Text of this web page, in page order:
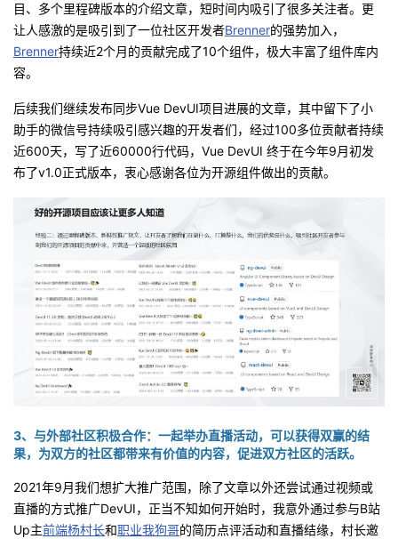
目、多个里程碑版本的介绍文章，短时间内吸引了很多关注者。更
让人感激的是吸引到了一位社区开发者Brenner的强势加入，
Brenner持续近2个月的贡献完成了10个组件，极大丰富了组件库内
容。
后续我们继续发布同步Vue DevUI项目进展的文章，其中留下了小
助手的微信号持续吸引感兴趣的开发者们，经过100多位贡献者持续
近600天，写了近60000行代码， Vue DevUI 终于在今年9月初发
布了v1.0正式版本，衷心感谢各位为开源组件做出的贡献。
3、与外部社区积极合作： 一起举办直播活动，可以获得双赢的结
果，为双方的社区都带来有价值的内容，促进双方社区的活跃。
2021年9月我们想扩大推广范围，除了文章以外还尝试通过视频或
直播的方式推广DevUI，正当不知如何开始时，我意外通过参与B站
Up主前端杨村长和职业我狗哥的简历点评活动和直播结缘，村长邀